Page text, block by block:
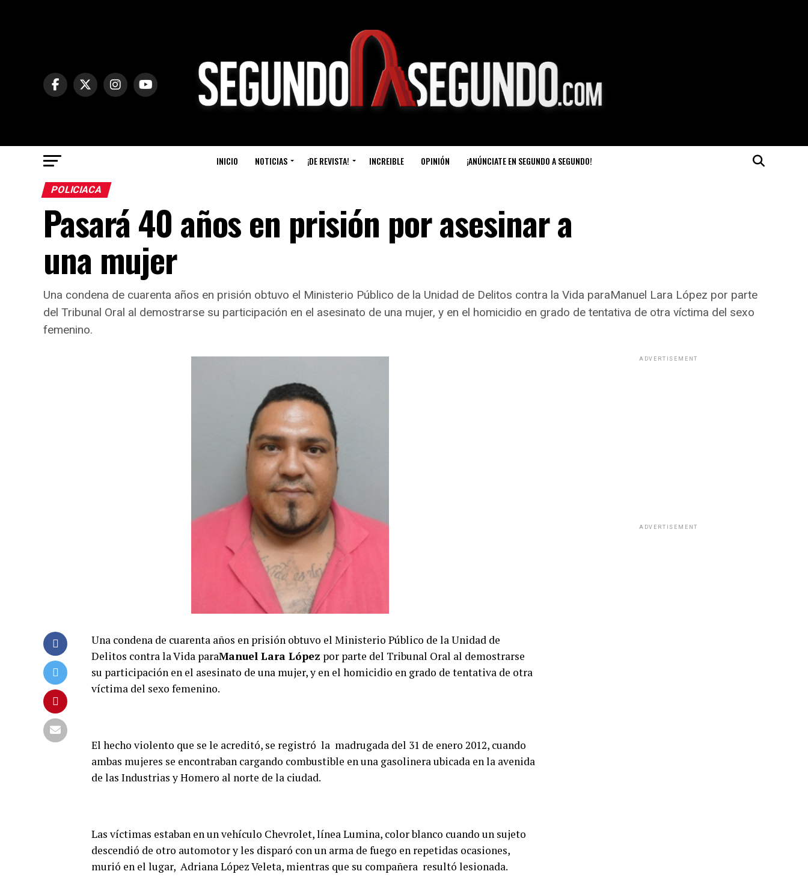
INICIO NOTICIAS ¡DE REVISTA! INCREIBLE OPINIÓN ¡ANÚNCIATE EN SEGUNDO A SEGUNDO!
POLICIACA
Pasará 40 años en prisión por asesinar a
una mujer
Una condena de cuarenta años en prisión obtuvo el Ministerio Público de la Unidad de Delitos contra la Vida paraManuel Lara López por parte
del Tribunal Oral al demostrarse su participación en el asesinato de una mujer, y en el homicidio en grado de tentativa de otra víctima del sexo
femenino.
Una condena de cuarenta años en prisión obtuvo el Ministerio Público de la Unidad de
Delitos contra la Vida paraManuel Lara López por parte del Tribunal Oral al demostrarse
su participación en el asesinato de una mujer, y en el homicidio en grado de tentativa de otra
víctima del sexo femenino.
El hecho violento que se le acreditó, se registró la madrugada del 31 de enero 2012, cuando
ambas mujeres se encontraban cargando combustible en una gasolinera ubicada en la avenida
de las Industrias y Homero al norte de la ciudad.
Las víctimas estaban en un vehículo Chevrolet, línea Lumina, color blanco cuando un sujeto
descendió de otro automotor y les disparó con un arma de fuego en repetidas ocasiones,
murió en el lugar, Adriana López Veleta, mientras que su compañera resultó lesionada.
ADVERTISEMENT
ADVERTISEMENT